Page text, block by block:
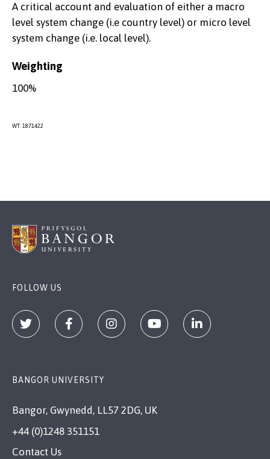
A critical account and evaluation of either a macro
level system change (i.e country level) or micro level
system change (i.e. local level).
Weighting
100%
WT: 1871422
FOLLOW US
BANGOR UNIVERSITY
Bangor, Gwynedd, LL57 2DG, UK
+44 (0)1248 351151
Contact Us